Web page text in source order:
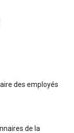
des employés
de la